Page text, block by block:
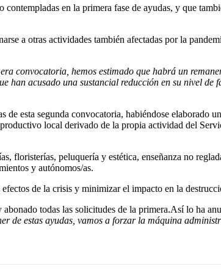
en la primera fase de ayudas, y que
a otras actividades también afectadas por la
convocatoria, hemos estimado que habrá un
acusado una sustancial reducción en su nivel de
esta segunda convocatoria, habiéndose elaborado
local derivado de la propia actividad del
floristerías, peluquería y estética, enseñanza no
y autónomos/as.
de la crisis y minimizar el impacto en la
todas las solicitudes de la primera.Así lo ha
de estas ayudas, vamos a forzar la máquina